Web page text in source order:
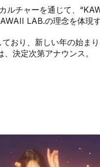
ルチャーを通じて、
LAB.の理念を体現す
おり、新しい年の始ま
決定次第アナウンス。